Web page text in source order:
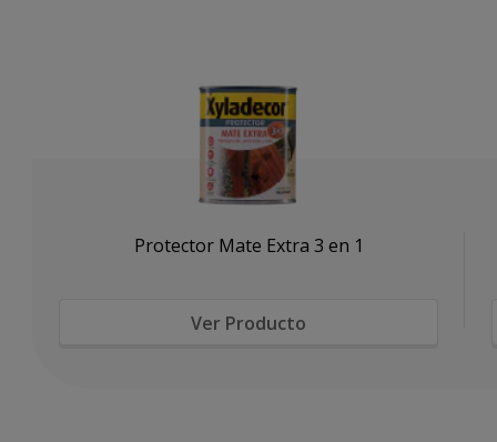
Protector Mate Extra 3 en 1
Ver Producto